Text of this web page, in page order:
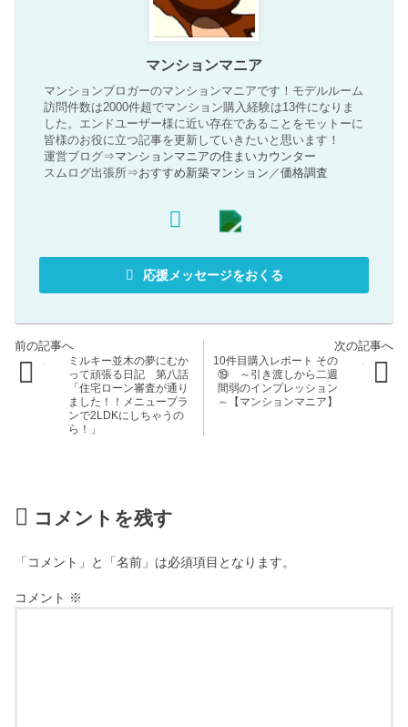
マンションマニア
マンションブロガーのマンションマニアです！モデルルーム
訪問件数は2000件超でマンション購入経験は13件になりま
した。エンドユーザー様に近い存在であることをモットーに
皆様のお役に立つ記事を更新していきたいと思います！
運営ブログ⇒マンションマニアの住まいカウンター
スムログ出張所⇒おすすめ新築マンション ／価格調査
応援メッセージをおくる
ミルキー並木の夢にむか
って頑張る日記 第八話
「住宅ローン審査が通り
ました！！メニュープラ
ンで2LDKにしちゃうの
ら！」
10件目購入レポート その
⑲ ～引き渡しから二週
間弱のインプレッション
～【マンションマニア】
コメントを残す
「コメント」と「名前」は必須項目となります。
コメント ※